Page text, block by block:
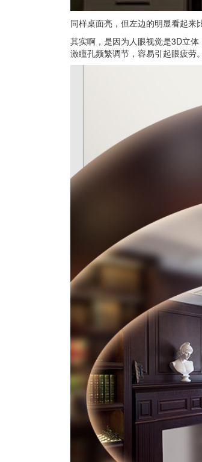
同样桌面亮，但左边的明显看起来
其实啊，是因为人眼视觉是3D立
激瞳孔频繁调节，容易引起眼疲劳。